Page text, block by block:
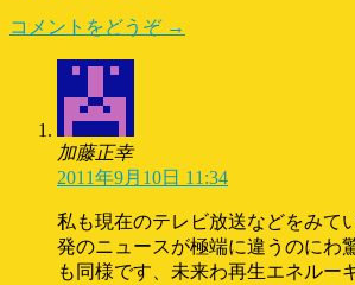
コメントをどうぞ →
加藤正幸
2011年9月10日 11:34
私も現在のテレビ放送などをみて
発のニュースが極端に違うのにわ
も同様です、未来わ再生エネルー